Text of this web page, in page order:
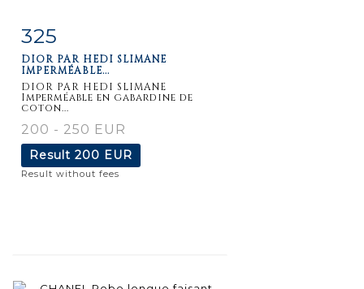
Item detail
325
DIOR PAR HEDI SLIMANE
IMPERMÉABLE...
DIOR PAR HEDI SLIMANE
Imperméable en gabardine de
coton...
200 - 250 EUR
Result 200 EUR
Result without fees